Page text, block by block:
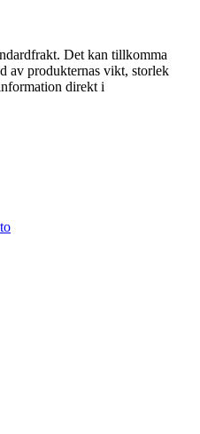
Det kan tillkomma
av produkternas vikt, storlek
direkt i